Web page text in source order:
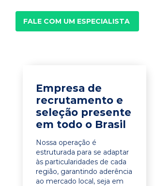
FALE COM UM ESPECIALISTA
Empresa de
recrutamento e
seleção presente
em todo o Brasil
Nossa operação é
estruturada para se adaptar
às particularidades de cada
região, garantindo aderência
ao mercado local, seja em